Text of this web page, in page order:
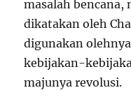
masalah bencana,
dikatakan oleh
digunakan
kebijakan-
majunya revolusi.